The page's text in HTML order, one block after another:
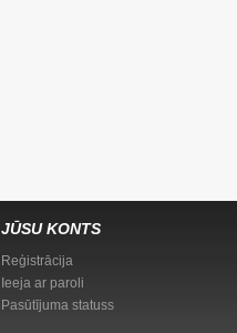
JŪSU KONTS
Reģistrācija
Ieeja ar paroli
Pasūtījuma statuss